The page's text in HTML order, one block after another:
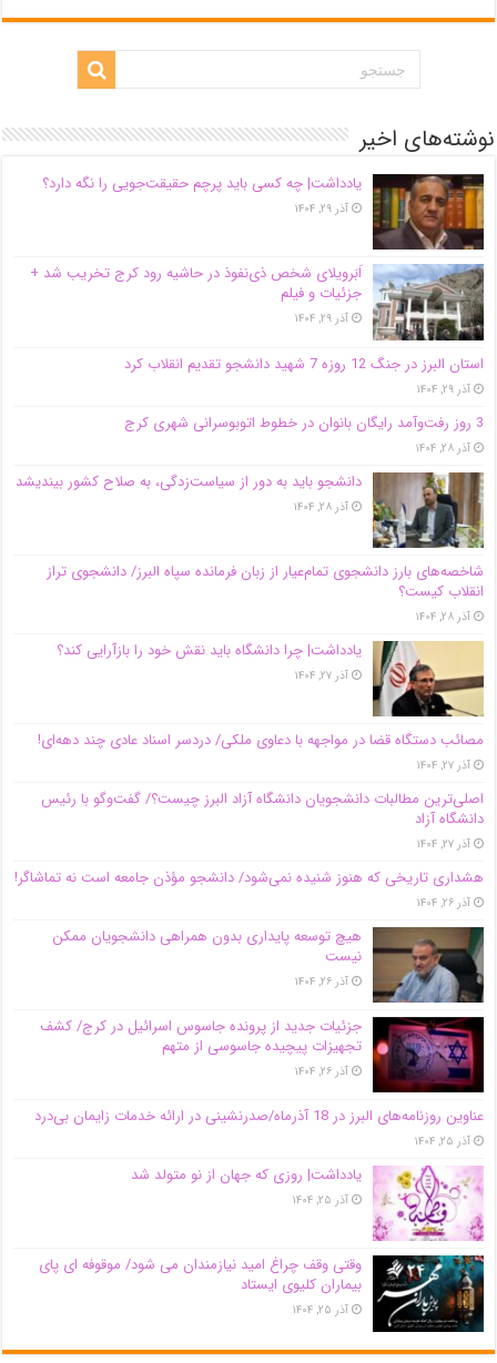
نوشته‌های اخیر
یادداشت| ‌چه کسی باید پرچم حقیقت‌جویی را نگه دارد؟
آذر ۲۹, ۱۴۰۴
اَبَر‌ویلای شخص ذی‌نفوذ در حاشیه‌ رود کرج تخریب شد +
جزئیات و فیلم
آذر ۲۹, ۱۴۰۴
استان البرز در جنگ 12 روزه 7 شهید دانشجو تقدیم انقلاب کرد
آذر ۲۹, ۱۴۰۴
3 روز رفت‌وآمد رایگان بانوان در خطوط اتوبوسرانی شهری کرج
آذر ۲۸, ۱۴۰۴
دانشجو باید به دور از سیاست‌زدگی، به صلاح کشور بیندیشد
آذر ۲۸, ۱۴۰۴
شاخصه‌های بارز دانشجوی تمام‌عیار از زبان فرمانده سپاه البرز/ دانشجوی تراز
انقلاب کیست؟
آذر ۲۸, ۱۴۰۴
یادداشت| چرا دانشگاه باید نقش خود را بازآرایی کند؟
آذر ۲۷, ۱۴۰۴
مصائب دستگاه قضا در مواجهه با دعاوی ملکی/ دردسر اسناد عادی چند‌ دهه‌ای!
آذر ۲۷, ۱۴۰۴
اصلی‌ترین مطالبات دانشجویان دانشگاه آزاد البرز چیست؟/ گفت‌وگو با رئیس
دانشگاه آز‌اد
آذر ۲۷, ۱۴۰۴
هشداری تاریخی که هنوز شنیده نمی‌شود/ دانشجو مؤذن جامعه است نه تماشاگر!
آذر ۲۶, ۱۴۰۴
هیچ توسعه پایداری بدون همراهی دانشجویان ممکن
نیست
آذر ۲۶, ۱۴۰۴
جزئیات جدید از پرونده جاسوس اسرائیل در کرج/‌ کشف
تجهیزات پیچیده جاسوسی از متهم
آذر ۲۶, ۱۴۰۴
عناوین روزنامه‌های البرز در ‌18 آذرماه/صدرنشینی در ارائه خدمات زایمان بی‌درد
آذر ۲۵, ۱۴۰۴
یادداشت| روزی که جهان از نو متولد شد
آذر ۲۵, ۱۴۰۴
وقتی وقف چراغ امید نیازمندان می شود/ موقوفه ای پای
بیماران کلیوی ایستاد
آذر ۲۵, ۱۴۰۴